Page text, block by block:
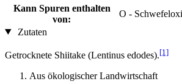
Kann Spuren enthalten
von:
O -
Zutaten
Getrocknete Shiitake (Lentinus edodes).[1]
Aus ökologischer Landwirtschaft